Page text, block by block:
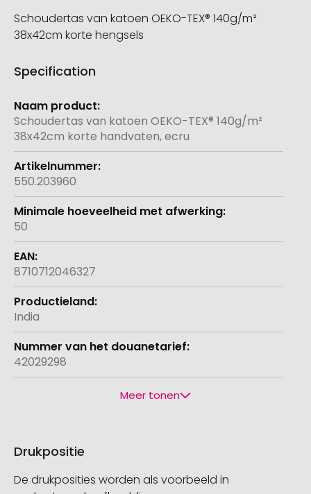
Schoudertas van katoen OEKO-TEX® 140g/m²
38x42cm korte hengsels
Specification
Meer
informatie
Schoudertas van katoen OEKO-TEX® 140g/m²
38x42cm korte handvaten, ecru
550.203960
50
8710712046327
India
42029298
Meer tonen
Drukpositie
De drukposities worden als voorbeeld in